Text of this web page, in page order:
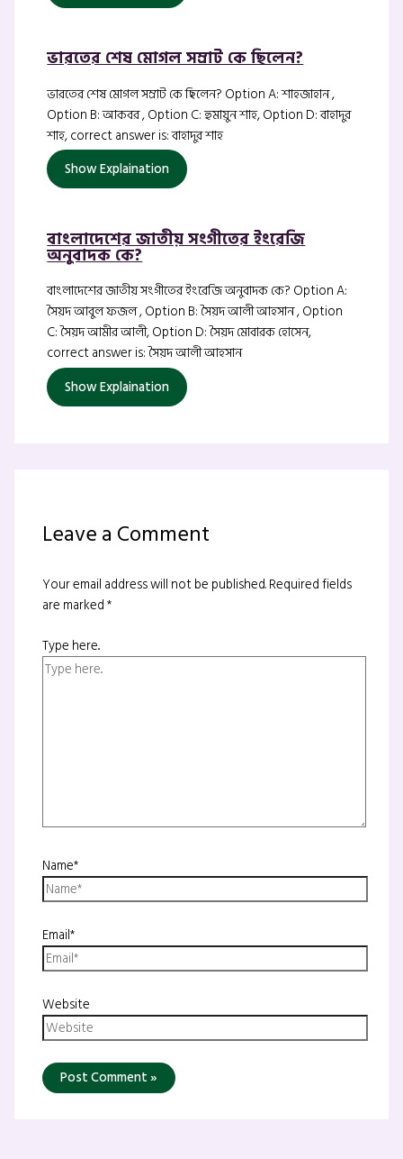
ভারতের শেষ মোগল সম্রাট কে ছিলেন?
ভারতের শেষ মোগল সম্রাট কে ছিলেন? Option A: শাহজাহান ,
Option B: আকবর , Option C: হুমায়ুন শাহ, Option D: বাহাদুর
শাহ, correct answer is: বাহাদুর শাহ
Show Explaination
বাংলাদেশের জাতীয় সংগীতের ইংরেজি
অনুবাদক কে?
বাংলাদেশের জাতীয় সংগীতের ইংরেজি অনুবাদক কে? Option A:
সৈয়দ আবুল ফজল , Option B: সৈয়দ আলী আহসান , Option
C: সৈয়দ আমীর আলী, Option D: সৈয়দ মোবারক হোসেন,
correct answer is: সৈয়দ আলী আহসান
Show Explaination
Leave a Comment
Your email address will not be published.Required fields
are marked*
Type here..
Name*
Email*
Website